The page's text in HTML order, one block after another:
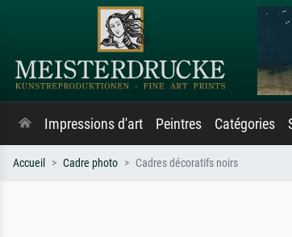
Impressions d'art Peintres Catégories
Accueil Cadre photo Cadres décoratifs noirs